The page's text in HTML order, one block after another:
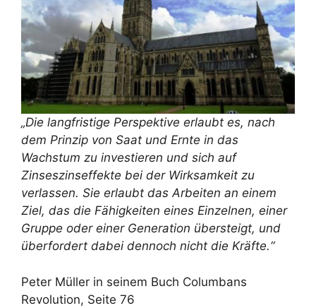
„Die langfristige Perspektive erlaubt es, nach
dem Prinzip von Saat und Ernte in das
Wachstum zu investieren und sich auf
Zinseszinseffekte bei der Wirksamkeit zu
verlassen. Sie erlaubt das Arbeiten an einem
Ziel, das die Fähigkeiten eines Einzelnen, einer
Gruppe oder einer Generation übersteigt, und
überfordert dabei dennoch nicht die Kräfte.“
Peter Müller in seinem Buch Columbans
Revolution, Seite 76